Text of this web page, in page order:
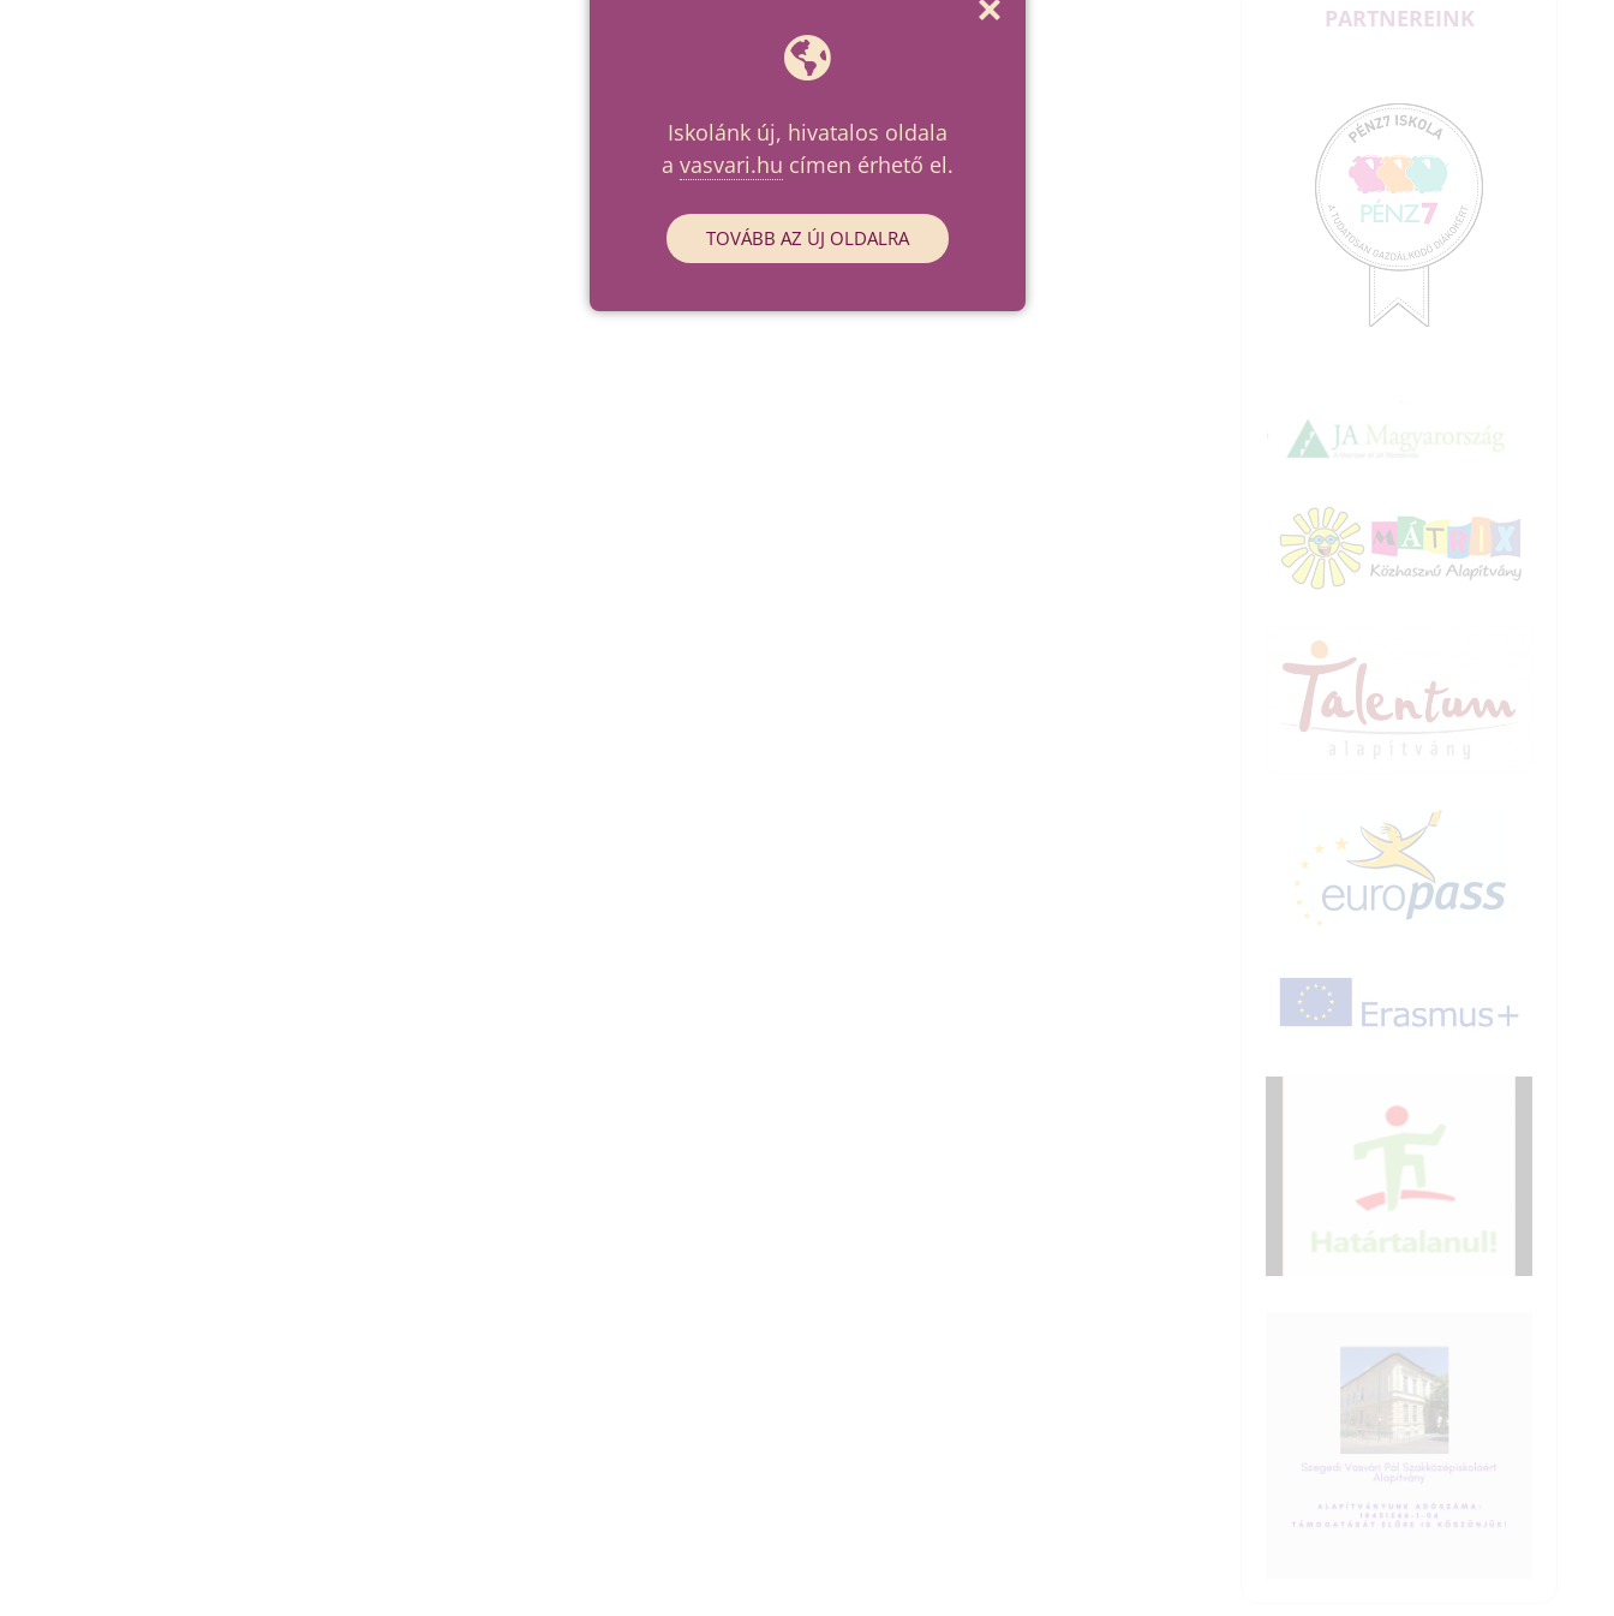
PARTNEREINK
Iskolánk új, hivatalos oldala
a vasvari.hu címen érhető el.
TOVÁBB AZ ÚJ OLDALRA